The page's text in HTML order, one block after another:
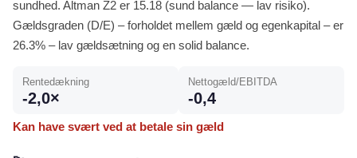
sundhed. Altman Z2 er 15.18 (sund balance — lav risiko).
Gældsgraden (D/E) – forholdet mellem gæld og egenkapital – er
26.3% – lav gældsætning og en solid balance.
Rentedækning
-2,0×
Nettogæld/EBITDA
-0,4
Kan have svært ved at betale sin gæld